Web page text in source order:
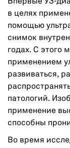
в целях
помощью
снимок
годах. С этого
применением
развиваться,
патологий.
применение
способны
Во время